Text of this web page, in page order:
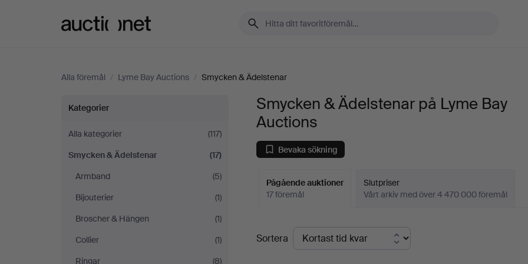
Alla föremål / Lyme Bay Auctions / Smycken & Ädelstenar
Smycken
&
Ädelstenar
på
Lyme
Bay
Kategorier
Alla kategorier
(117)
Smycken & Ädelstenar
(17)
Armband
(5)
Bijouterier
(1)
Broscher & Hängen
(1)
Collier
(1)
Ringar
(8)
Smycken & Ädelstenar på Lyme Bay
Auctions
Bevaka sökning
Pågående auktioner
17 föremål
Slutpriser
Vårt arkiv med över 4 470 000 föremål
Pågående
auktioner
Sortera